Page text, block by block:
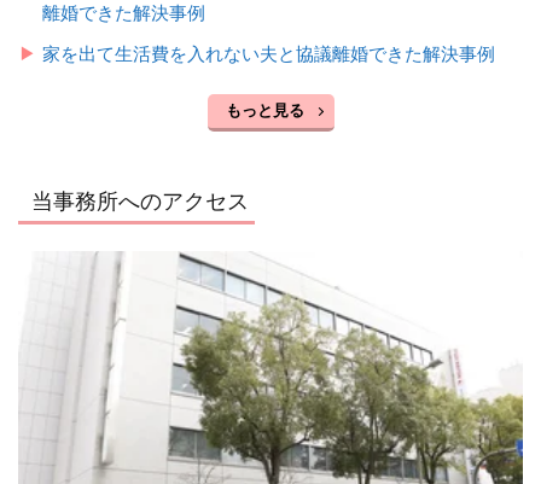
離婚できた解決事例
家を出て生活費を入れない夫と協議離婚できた解決事例
もっと見る
当事務所へのアクセス